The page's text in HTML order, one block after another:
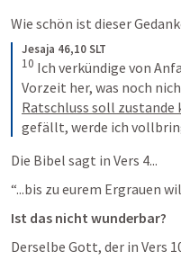
Wie schön ist dieser
Jesaja 46,10 SLT
10 Ich verkündige von
Vorzeit her, was noch
Ratschluss soll zustande
gefällt, werde ich
Die Bibel sagt in Vers 4...
“...bis zu eurem Ergrauen
Ist das nicht wunderbar?
Derselbe Gott, der in Vers